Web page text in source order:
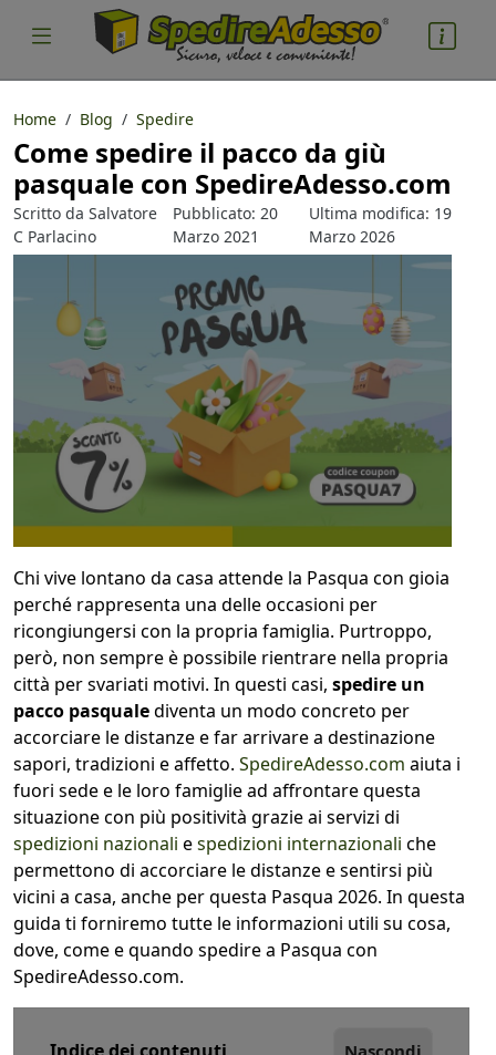
cosa spedire
Pacco
Nazione partenza
Nazione arrivo
quantità
1
COLLO 1
kg cm
cm
calcola
Home Blog Spedire
Come spedire il pacco da giù
pasquale con SpedireAdesso.com
Scritto da Salvatore
C Parlacino
Pubblicato: 20
Marzo 2021
Ultima modifica: 19
Marzo 2026
Chi vive lontano da casa attende la Pasqua con gioia
perché rappresenta una delle occasioni per
ricongiungersi con la propria famiglia. Purtroppo,
però, non sempre è possibile rientrare nella propria
città per svariati motivi. In questi casi, spedire un
pacco pasqualediventa un modo concreto per
accorciare le distanze e far arrivare a destinazione
sapori, tradizioni e affetto. SpedireAdesso.com aiuta i
fuori sede e le loro famiglie ad affrontare questa
situazione con più positività grazie ai servizi di
spedizioni nazionali espedizioni internazionali che
permettono di accorciare le distanze e sentirsi più
vicini a casa, anche per questa Pasqua 2026. In questa
guida ti forniremo tutte le informazioni utili su cosa,
dove, come e quando spedire a Pasqua con
SpedireAdesso.com.